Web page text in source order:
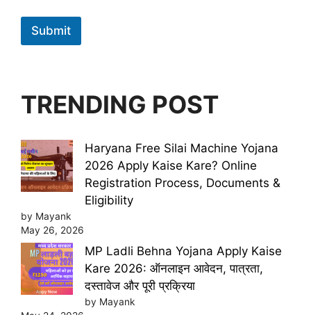
Submit
TRENDING POST
Haryana Free Silai Machine Yojana
2026 Apply Kaise Kare? Online
Registration Process, Documents &
Eligibility
by Mayank
May 26, 2026
MP Ladli Behna Yojana Apply Kaise
Kare 2026: ऑनलाइन आवेदन, पात्रता,
दस्तावेज और पूरी प्रक्रिया
by Mayank